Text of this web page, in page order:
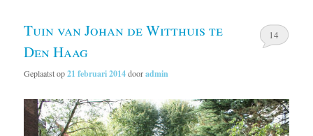
Tuin van Johan de Witthuis te
Den Haag
Geplaatst op21 februari 2014dooradmin
14